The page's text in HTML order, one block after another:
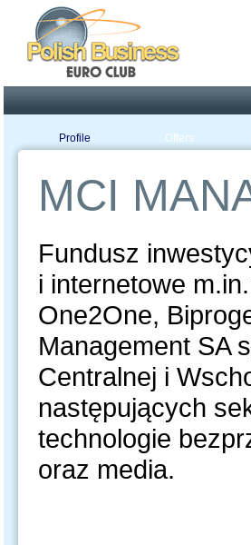
Profile Offers
MCI
Fundusz
i internetowe
One2One,
Management SA
Centralnej i
następujących
technologie
oraz media.